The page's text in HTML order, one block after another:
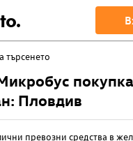
търсенето
Пловдив
превозни средства в